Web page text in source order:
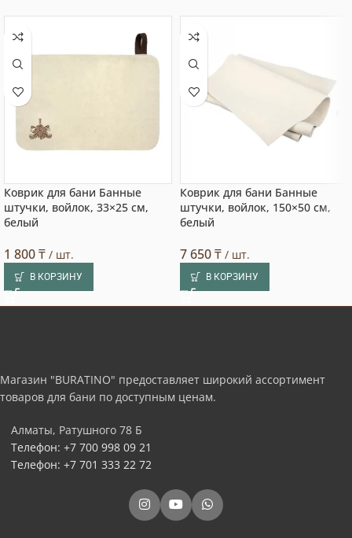
Коврик для бани Банные
штучки, войлок, 33×25 см,
белый
1 800₸ / шт.
В КОРЗИНУ
Коврик для бани Банные
штучки, войлок, 150×50 см,
белый
7 650₸ / шт.
В КОРЗИНУ
Магазин "BURATINO" предоставляет широкий ассортимент
товаров для бани по доступным ценам.
Алматы, Ратушного 78 Б
Телефон: +7 700 998 09 21
Телефон: +7 701 333 22 72